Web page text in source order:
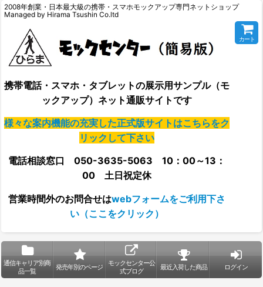
2008年創業・日本最大級の携帯・スマホモックアップ専門ネットショップ
Managed by Hirama Tsushin Co.ltd
携帯電話・スマホ・タブレットの展示用サンプル（モ
ックアップ）ネット通販サイトです
様々な案内機能の充実した正式版サイトはこちらをク
リックして下さい
電話相談窓口 050-3635-5063 10：00～13：
00 土日祝定休
営業時間外のお問合せはwebフォームをご利用下さ
い（ここをクリック）
カート
通信キャリア別商
品一覧
発売年別のページ
モックセンター公
式ブログ
最近入荷した商品 ログイン